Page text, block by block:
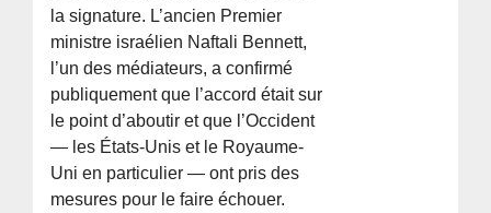
la signature. L’ancien Premier
ministre israélien Naftali Bennett,
l’un des médiateurs, a confirmé
publiquement que l’accord était sur
le point d’aboutir et que l’Occident
— les États-Unis et le Royaume-
Uni en particulier — ont pris des
mesures pour le faire échouer.